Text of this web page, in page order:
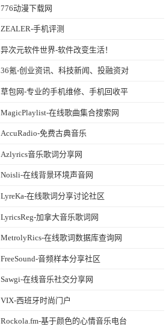
776动漫下载网
ZEALER-手机评测
异次元软件世界-软件改变生活！
36氪-创业资讯、科技新闻、投融资对
草包网-专业的手机维修、手机回收平
MagicPlaylist-在线歌曲集合搜索网
AccuRadio-免费古典音乐
Azlyrics音乐歌词分享网
Noisli-在线背景环境声音网
LyreKa-在线歌词分享讨论社区
LyricsReg-加拿大音乐歌词网
MetrolyRics-在线歌词数据库查询网
FreeSound-音频样本分享社区
Sawgi-在线音乐社交分享网
​VIX-西班牙时尚门户
Rockola.fm-基于颜色的心情音乐电台